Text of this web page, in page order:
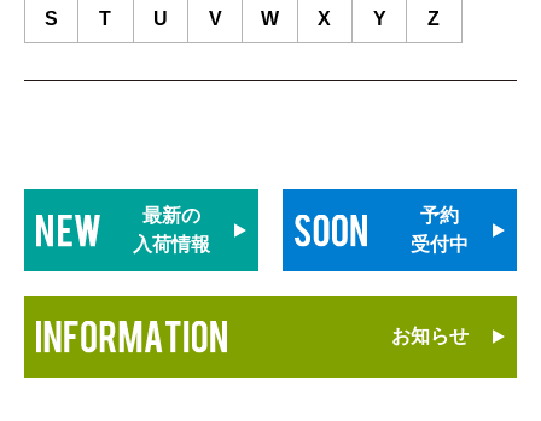
S T U V W X Y Z
最新の
入荷情報
予約
受付中
お知らせ